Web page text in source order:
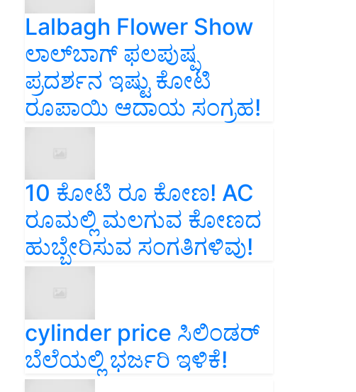
Lalbagh Flower Show
ಲಾಲ್‌ಬಾಗ್ ಫಲಪುಷ್ಪ
ಪ್ರದರ್ಶನ ಇಷ್ಟು ಕೋಟಿ
ರೂಪಾಯಿ ಆದಾಯ ಸಂಗ್ರಹ!
10 ಕೋಟಿ ರೂ ಕೋಣ! AC
ರೂಮಲ್ಲಿ ಮಲಗುವ ಕೋಣದ
ಹುಬ್ಬೇರಿಸುವ ಸಂಗತಿಗಳಿವು!
cylinder price ಸಿಲಿಂಡರ್‌
ಬೆಲೆಯಲ್ಲಿ ಭರ್ಜರಿ ಇಳಿಕೆ!